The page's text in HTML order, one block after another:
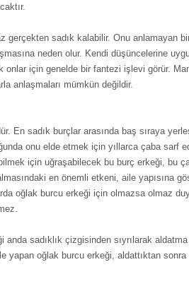
sadık kalabilir. Onu anlamayan bir
neden olur. Kendi düşüncelerine
için genelde bir fantezi işlevi görür.
anlaşmaları mümkün değildir.
En sadık burçlar arasında baş sıraya
onu elde etmek için yıllarca çaba sarf
için uğraşabilecek bu burç erkeği, bu
en önemli etkeni, aile yapısına
oğlak burcu erkeği için olmazsa olmaz
sadıklık çizgisinden sıyrılarak
yapan oğlak burcu erkeği, aldattıktan sonra